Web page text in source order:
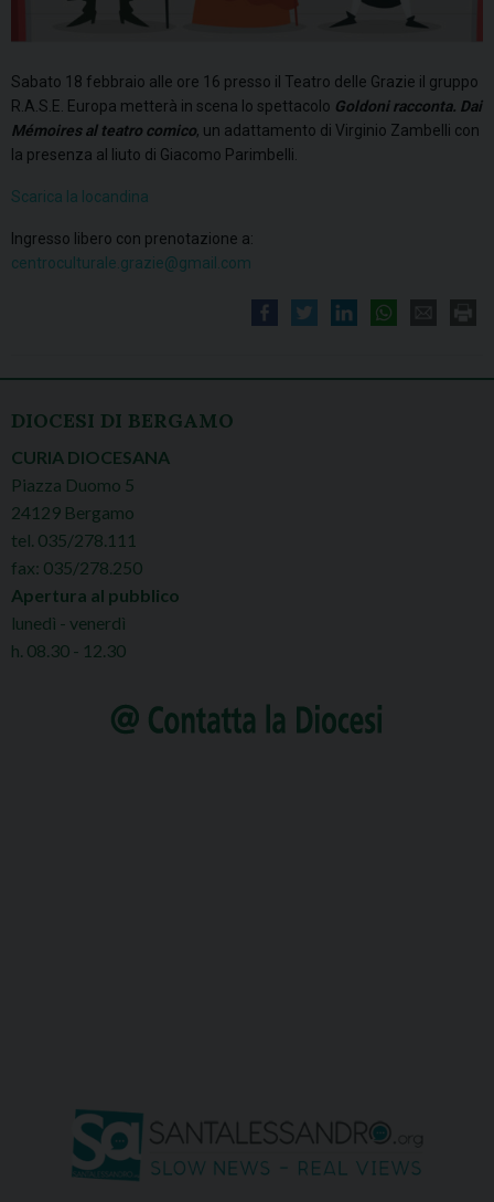
Sabato 18 febbraio alle ore 16 presso il Teatro delle Grazie il gruppo
R.A.S.E. Europa metterà in scena lo spettacolo Goldoni racconta. Dai
Mémoires al teatro comico, un adattamento di Virginio Zambelli con
la presenza al liuto di Giacomo Parimbelli.
Scarica la locandina
Ingresso libero con prenotazione a:
centroculturale.grazie@gmail.com
DIOCESI DI BERGAMO
CURIA DIOCESANA
Piazza Duomo 5
24129 Bergamo
tel. 035/278.111
fax: 035/278.250
Apertura al pubblico
lunedì - venerdì
h. 08.30 - 12.30